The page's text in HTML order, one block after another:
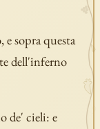
e sopra questa
dell'inferno
de' cieli: e